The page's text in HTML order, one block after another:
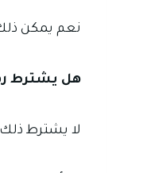
نعم يمكن
هل يشترط
لا يشترط